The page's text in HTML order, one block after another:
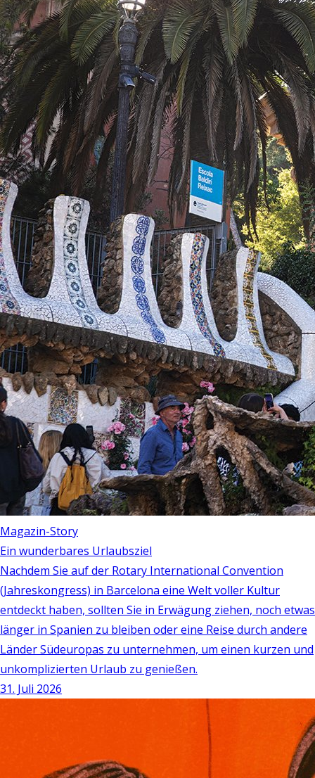
Magazin-Story
Ein wunderbares Urlaubsziel
Nachdem Sie auf der Rotary International Convention
(Jahreskongress) in Barcelona eine Welt voller Kultur
entdeckt haben, sollten Sie in Erwägung ziehen, noch etwas
länger in Spanien zu bleiben oder eine Reise durch andere
Länder Südeuropas zu unternehmen, um einen kurzen und
unkomplizierten Urlaub zu genießen.
31. Juli 2026